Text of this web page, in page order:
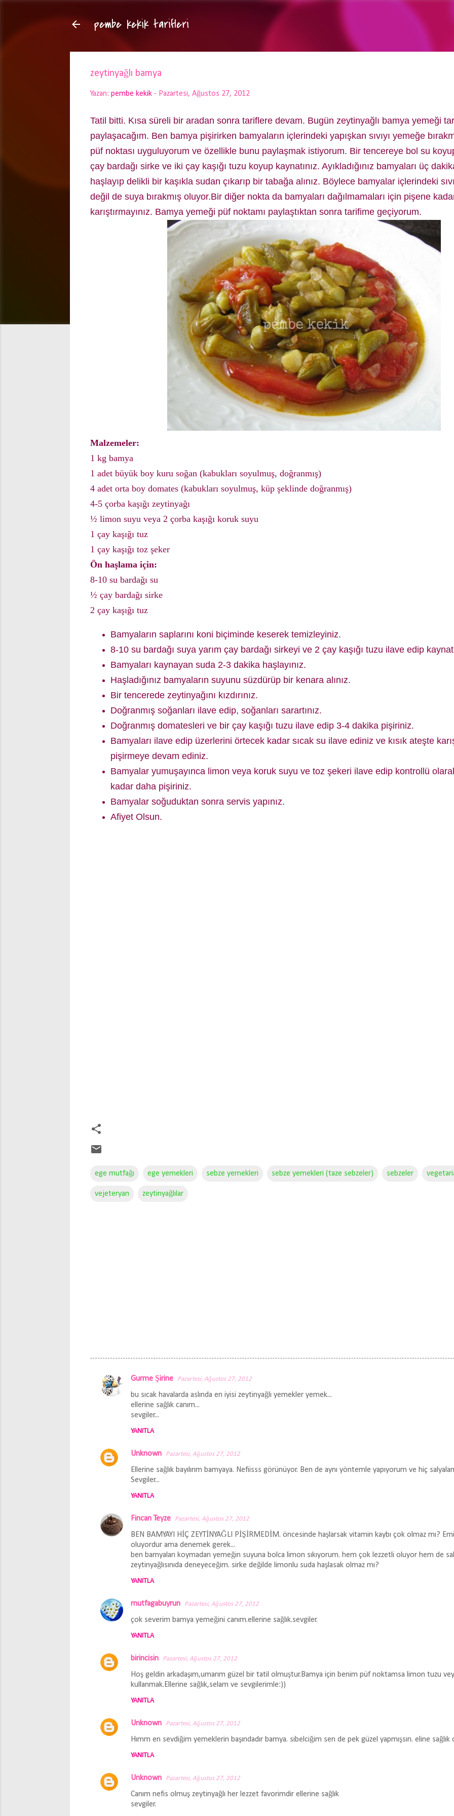
pembe kekik tarifleri
zeytinyağlı bamya
Yazan: pembe kekik - Pazartesi, Ağustos 27, 2012
Tatil bitti. Kısa süreli bir aradan sonra tariflere devam. Bugün zeytinyağlı bamya yemeği
paylaşacağım. Ben bamya pişirirken bamyaların içlerindeki yapışkan sıvıyı yemeğe
püf noktası uyguluyorum ve özellikle bunu paylaşmak istiyorum. Bir tencereye bol su
çay bardağı sirke ve iki çay kaşığı tuzu koyup kaynatınız. Ayıkladığınız bamyaları üç
haşlayıp delikli bir kaşıkla sudan çıkarıp bir tabağa alınız. Böylece bamyalar içlerindeki
değil de suya bırakmış oluyor.Bir diğer nokta da bamyaları dağılmamaları için pişene
karıştırmayınız. Bamya yemeği püf noktamı paylaştıktan sonra tarifime geçiyorum.
Malzemeler:
1 kg bamya
1 adet büyük boy kuru soğan (kabukları soyulmuş, doğranmış)
4 adet orta boy domates (kabukları soyulmuş, küp şeklinde doğranmış)
4-5 çorba kaşığı zeytinyağı
½ limon suyu veya 2 çorba kaşığı koruk suyu
1 çay kaşığı tuz
1 çay kaşığı toz şeker
Ön haşlama için:
8-10 su bardağı su
½ çay bardağı sirke
2 çay kaşığı tuz
Bamyaların saplarını koni biçiminde keserek temizleyiniz.
8-10 su bardağı suya yarım çay bardağı sirkeyi ve 2 çay kaşığı tuzu ilave edip
Bamyaları kaynayan suda 2-3 dakika haşlayınız.
Haşladığınız bamyaların suyunu süzdürüp bir kenara alınız.
Bir tencerede zeytinyağını kızdırınız.
Doğranmış soğanları ilave edip, soğanları sarartınız.
Doğranmış domatesleri ve bir çay kaşığı tuzu ilave edip 3-4 dakika pişiriniz.
Bamyaları ilave edip üzerlerini örtecek kadar sıcak su ilave ediniz ve kısık ateşte
pişirmeye devam ediniz.
Bamyalar yumuşayınca limon veya koruk suyu ve toz şekeri ilave edip kontrollü
kadar daha pişiriniz.
Bamyalar soğuduktan sonra servis yapınız.
Afiyet Olsun.
ege mutfağı ege yemekleri sebze yemekleri sebze yemekleri (taze sebzeler) sebzeler
vejeteryan zeytinyağlılar
Y
l
Gurme Şirine Pazartesi, Ağustos 27, 2012
bu sıcak havalarda aslında en iyisi zeytinyağlı yemekler yemek...
ellerine sağlık canım...
sevgiler...
YANITLA
Unknown Pazartesi, Ağustos 27, 2012
Ellerine sağlık bayılırım bamyaya. Nefiisss görünüyor. Ben de aynı yöntemle yapıyorum ve hiç
Sevgiler...
YANITLA
Fincan Teyze Pazartesi, Ağustos 27, 2012
BEN BAMYAYI HİÇ ZEYTİNYAĞLI PİŞİRMEDİM. öncesinde haşlarsak vitamin kaybı çok olmaz mı?
oluyordur ama denemek gerek...
ben bamyaları koymadan yemeğin suyuna bolca limon sıkıyorum. hem çok lezzetli oluyor hem de
zeytinyağlısınıda deneyeceğim. sirke değilde limonlu suda haşlasak olmaz mı?
YANITLA
mutfagabuyrun Pazartesi, Ağustos 27, 2012
çok severim bamya yemeğini canım.ellerine sağlık.sevgiler.
YANITLA
birincisin Pazartesi, Ağustos 27, 2012
Hoş geldin arkadaşım,umarım güzel bir tatil olmuştur.Bamya için benim püf noktamsa limon tuzu
kullanmak.Ellerine sağlık,selam ve sevgilerimle:))
YANITLA
Unknown Pazartesi, Ağustos 27, 2012
Hımm en sevdiğim yemeklerin başındadır bamya. sibelciğim sen de pek güzel yapmışsın. eline sağlık
YANITLA
Unknown Pazartesi, Ağustos 27, 2012
Canım nefis olmuş zeytinyağlı her lezzet favorimdir ellerine sağlık
sevgiler.